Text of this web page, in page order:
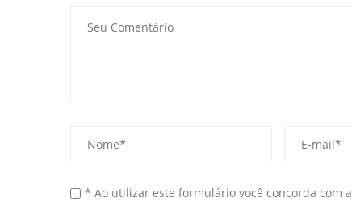
* Ao utilizar este formulário você concorda com a